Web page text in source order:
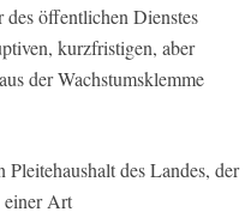
des öffentlichen Dienstes
kurzfristigen, aber
der Wachstumsklemme
des Landes, der
einer Art